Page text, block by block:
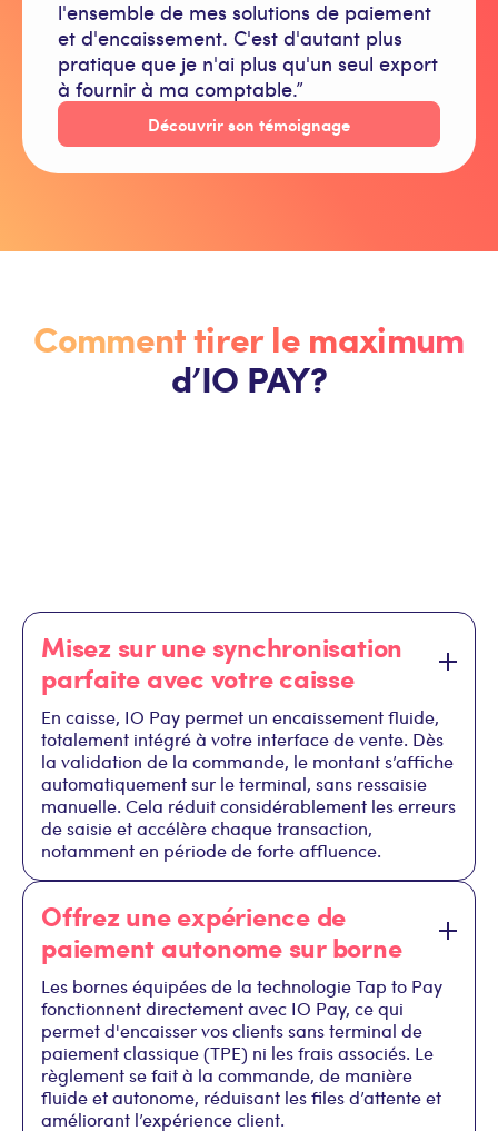
l'ensemble de mes solutions de paiement
et d'encaissement. C'est d'autant plus
pratique que je n'ai plus qu'un seul export
à fournir à ma comptable.”
Découvrir son témoignage
Comment tirer le maximum
d’IO PAY?
Misez sur une synchronisation
parfaite avec votre caisse
En caisse, IO Pay permet un encaissement fluide,
totalement intégré à votre interface de vente. Dès
la validation de la commande, le montant s’affiche
automatiquement sur le terminal, sans ressaisie
manuelle. Cela réduit considérablement les erreurs
de saisie et accélère chaque transaction,
notamment en période de forte affluence.
Offrez une expérience de
paiement autonome sur borne
Les bornes équipées de la technologie Tap to Pay
fonctionnent directement avec IO Pay, ce qui
permet d'encaisser vos clients sans terminal de
paiement classique (TPE) ni les frais associés. Le
règlement se fait à la commande, de manière
fluide et autonome, réduisant les files d’attente et
améliorant l’expérience client.